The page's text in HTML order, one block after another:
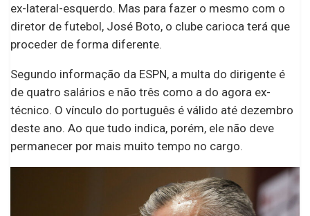
ex-lateral-esquerdo. Mas para fazer o mesmo com o
diretor de futebol, José Boto, o clube carioca terá que
proceder de forma diferente.
Segundo informação da ESPN, a multa do dirigente é
de quatro salários e não três como a do agora ex-
técnico. O vínculo do português é válido até dezembro
deste ano. Ao que tudo indica, porém, ele não deve
permanecer por mais muito tempo no cargo.